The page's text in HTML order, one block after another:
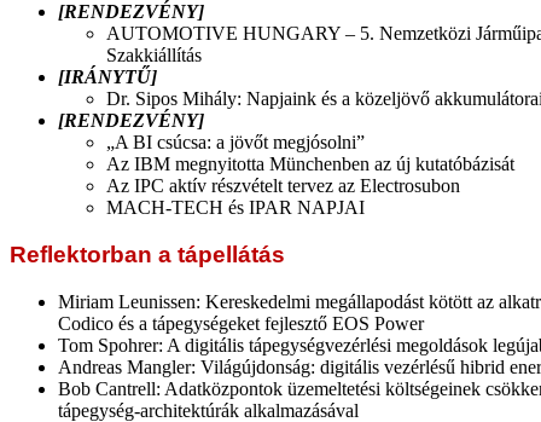
[RENDEZVÉNY]
AUTOMOTIVE HUNGARY – 5. Nemzetközi
Szakkiállítás
[IRÁNYTŰ]
Dr. Sipos Mihály: Napjaink és a közeljövő
[RENDEZVÉNY]
„A BI csúcsa: a jövőt megjósolni”
Az IBM megnyitotta Münchenben az új kutatóbázisát
Az IPC aktív részvételt tervez az Electrosubon
MACH-TECH és IPAR NAPJAI
Reflektorban a tápellátás
Miriam Leunissen: Kereskedelmi megállapodást kötött az
Codico és a tápegységeket fejlesztő EOS Power
Tom Spohrer: A digitális tápegységvezérlési megoldások
Andreas Mangler: Világújdonság: digitális vezérlésű hibrid
Bob Cantrell: Adatközpontok üzemeltetési költségeinek
tápegység-architektúrák alkalmazásával